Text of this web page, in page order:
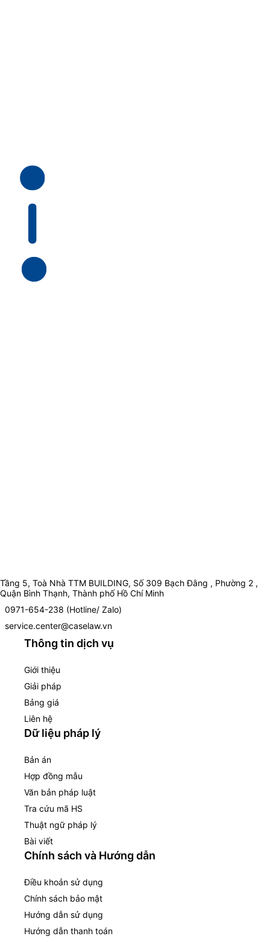
Tầng 5, Toà Nhà TTM BUILDING, Số 309 Bạch Đằng , Phường 2 ,
Quận Bình Thạnh, Thành phố Hồ Chí Minh
0971-654-238 (Hotline/ Zalo)
service.center@caselaw.vn
Thông tin dịch vụ
Giới thiệu
Giải pháp
Bảng giá
Liên hệ
Dữ liệu pháp lý
Bản án
Hợp đồng mẫu
Văn bản pháp luật
Tra cứu mã HS
Thuật ngữ pháp lý
Bài viết
Chính sách và Hướng dẫn
Điều khoản sử dụng
Chính sách bảo mật
Hướng dẫn sử dụng
Hướng dẫn thanh toán